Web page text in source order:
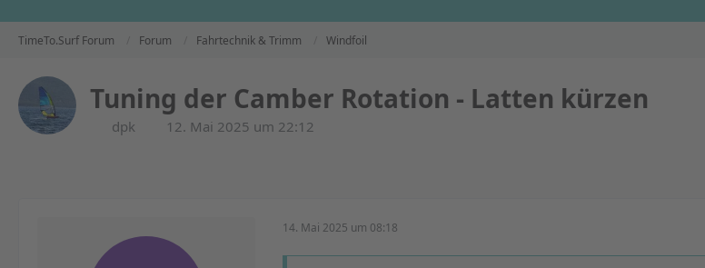
TimeTo.Surf Forum Forum Fahrtechnik & Trimm Windfoil
Tuning der Camber Rotation - Latten kürzen
dpk 12. Mai 2025 um 22:12
14. Mai 2025 um 08:18